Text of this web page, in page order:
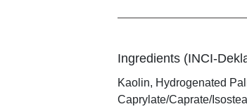
Ingredients (INCI-
Kaolin, Hydrogenated
Caprylate/Caprate/